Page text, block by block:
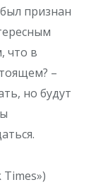
признан
что в
–
но будут